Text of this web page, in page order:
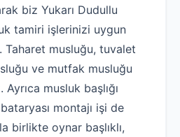
biz Yukarı Dudullu
tamiri işlerinizi uygun
Taharet musluğu, tuvalet
ve mutfak musluğu
musluk başlığı
montajı işi de
birlikte oynar başlıklı,